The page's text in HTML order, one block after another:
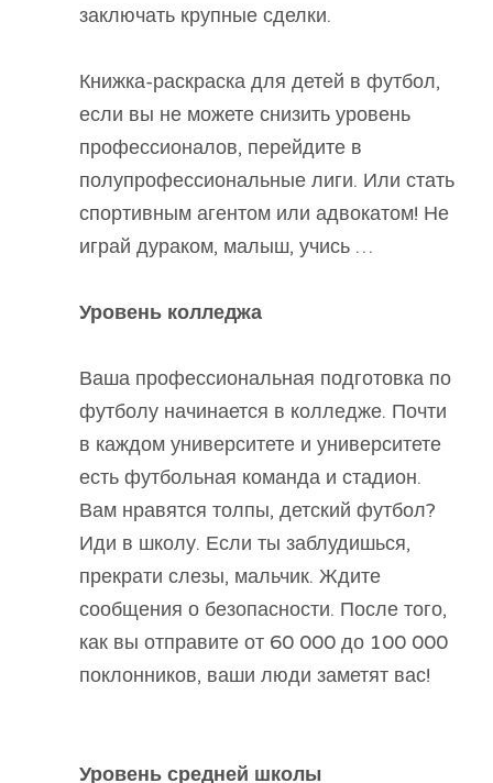
заключать крупные сделки.
Книжка-раскраска для детей в футбол,
если вы не можете снизить уровень
профессионалов, перейдите в
полупрофессиональные лиги. Или стать
спортивным агентом или адвокатом! Не
играй дураком, малыш, учись …
Уровень колледжа
Ваша профессиональная подготовка по
футболу начинается в колледже. Почти
в каждом университете и университете
есть футбольная команда и стадион.
Вам нравятся толпы, детский футбол?
Иди в школу. Если ты заблудишься,
прекрати слезы, мальчик. Ждите
сообщения о безопасности. После того,
как вы отправите от 60 000 до 100 000
поклонников, ваши люди заметят вас!
Уровень средней школы